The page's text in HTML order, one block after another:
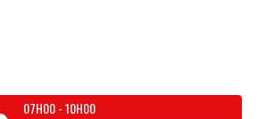
07H00-10H00